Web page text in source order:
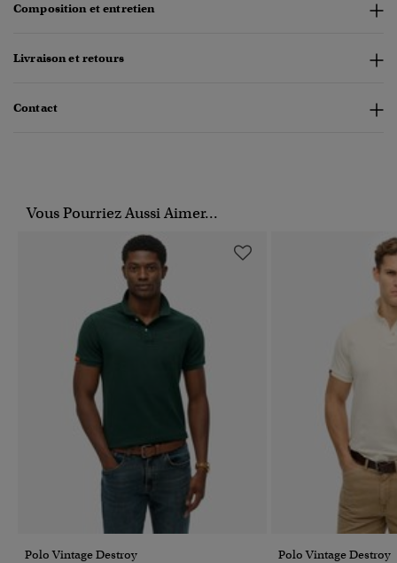
Composition et entretien
Livraison et retours
Contact
Vous Pourriez Aussi Aimer...
Polo Vintage Destroy Polo Vintage Destroy